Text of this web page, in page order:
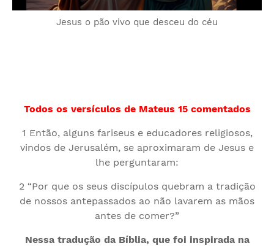
Jesus o pão vivo que desceu do céu
Todos os versículos de Mateus 15 comentados
1 Então, alguns fariseus e educadores religiosos,
vindos de Jerusalém, se aproximaram de Jesus e
lhe perguntaram:
2 “Por que os seus discípulos quebram a tradição
de nossos antepassados ao não lavarem as mãos
antes de comer?”
Nessa tradução da Bíblia, que foi inspirada na